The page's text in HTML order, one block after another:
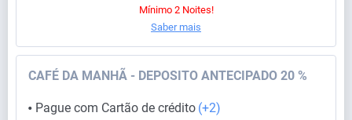
Mínimo 2 Noites!
Saber mais
CAFÉ DA MANHÃ - DEPOSITO ANTECIPADO 20 %
⬤ Pague com Cartão de crédito (+2)